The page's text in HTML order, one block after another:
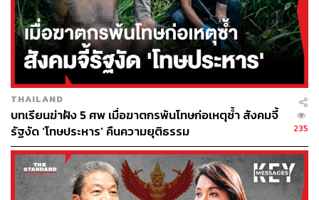
เอกราชของคอซอวอ ซึ่งรวมถึงประเทศมหาอำนาจอย่าง
สหรัฐอเมริกา สหราชอาณาจักร และสมาชิกสหภาพยุโรป
(EU) 22 ประเทศ จากทั้งหมด 27 ประเทศ
ขณะที่จีนและรัสเซีย พันธมิตรที่สำคัญของเซอร์เบีย ปฏิเสธที่
จะให้การรับรองสถานะความเป็นรัฐเอกราชของคอซอวอ
และขัดขวางการเข้าเป็นสมาชิกสหประชาชาติของคอซอวอ
อีกด้วย
ส่วนอเล็กซานดาร์ วูซิส ประธานาธิบดีของเซอร์เบีย ประกาศ
กร้าวอย่างแน่ชัดว่า รัฐบาลเซอร์เบียจะไม่มีวันรับรองคอซอ
THAILAND
บทเรียนฆ่าฝัง 5 ศพ เมื่อฆาตกรพ้นโทษก่อเหตุซ้ำ สังคมจี้
รัฐงัด ‘โทษประหาร’ คืนความยุติธรรม
235